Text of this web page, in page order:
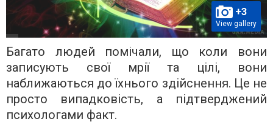
+3
View gallery
Багато людей помічали, що коли вони
записують свої мрії та цілі, вони
наближаються до їхнього здійснення. Це не
просто випадковість, а підтверджений
психологами факт.